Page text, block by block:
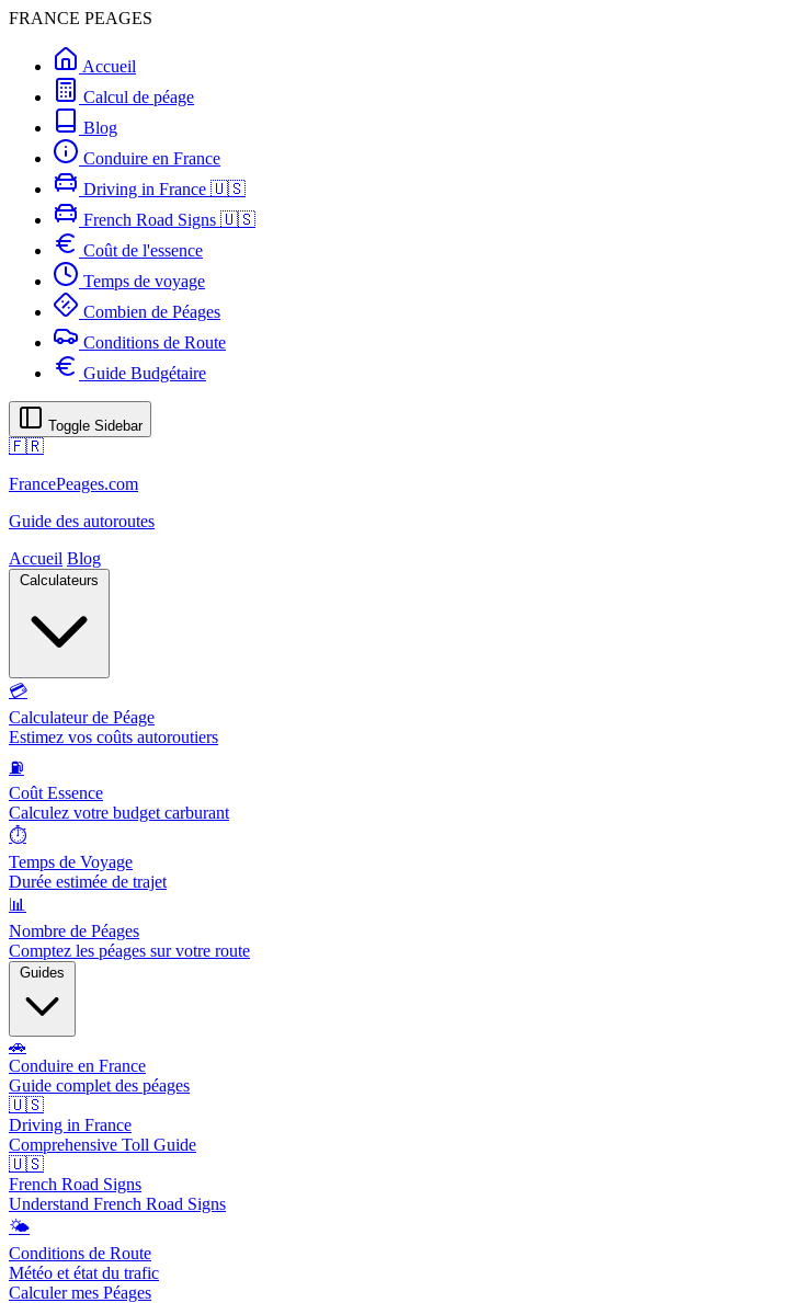
FRANCE PEAGES
Accueil
Calcul de péage
Blog
Conduire en France
Driving in France 🇺🇸
French Road Signs 🇺🇸
Coût de l'essence
Temps de voyage
Combien de Péages
Conditions de Route
Guide Budgétaire
Toggle Sidebar
🇫🇷
FrancePeages.com
Guide des autoroutes
Accueil Blog
Calculateurs
💳
Calculateur de Péage
Estimez vos coûts autoroutiers
⛽
Coût Essence
Calculez votre budget carburant
⏱️
Temps de Voyage
Durée estimée de trajet
📊
Nombre de Péages
Comptez les péages sur votre route
Guides
🚗
Conduire en France
Guide complet des péages
🇺🇸
Driving in France
Comprehensive Toll Guide
🇺🇸
French Road Signs
Understand French Road Signs
🌤️
Conditions de Route
Météo et état du trafic
Calculer mes Péages